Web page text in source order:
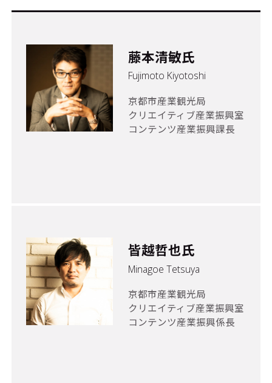
藤本清敏氏
Fujimoto Kiyotoshi
京都市産業観光局
クリエイティブ産業振興室
コンテンツ産業振興課長
皆越哲也氏
Minagoe Tetsuya
京都市産業観光局
クリエイティブ産業振興室
コンテンツ産業振興係長